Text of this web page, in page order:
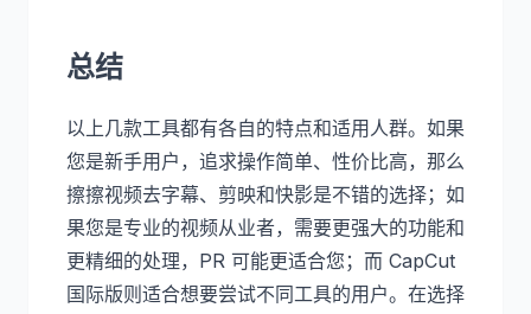
总结
以上几款工具都有各自的特点和适用人群。如果
您是新手用户，追求操作简单、性价比高，那么
擦擦视频去字幕、剪映和快影是不错的选择；如
果您是专业的视频从业者，需要更强大的功能和
更精细的处理，PR 可能更适合您；而 CapCut
国际版则适合想要尝试不同工具的用户。在选择